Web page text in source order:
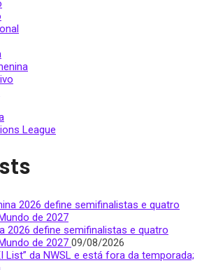
League
2026 define semifinalistas e quatro
de 2027 09/08/2026